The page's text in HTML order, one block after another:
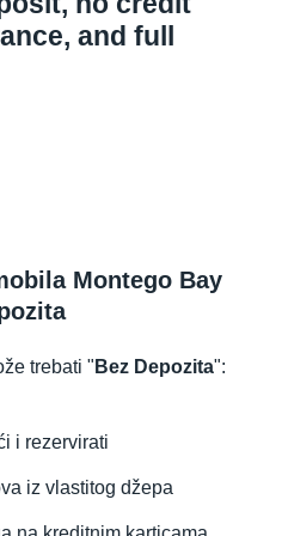
and full
Montego Bay
trebati " Bez Depozita":
i rezervirati
iz vlastitog džepa